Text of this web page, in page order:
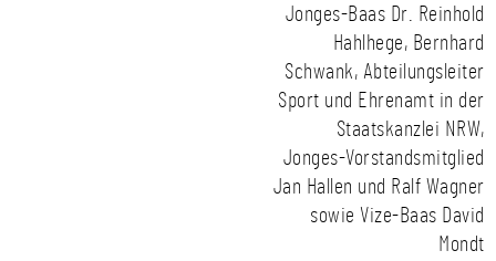
Jonges-Baas Dr. Reinhold
Hahlhege, Bernhard
Schwank, Abteilungsleiter
Sport und Ehrenamt in der
Staatskanzlei NRW,
Jonges-Vorstandsmitglied
Jan Hallen und Ralf Wagner
sowie Vize-Baas David
Mondt